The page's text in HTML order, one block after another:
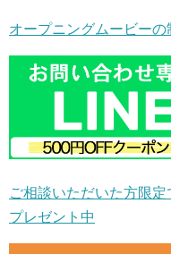
オープニングムービー
ご相談いただいた方限
プレゼント中